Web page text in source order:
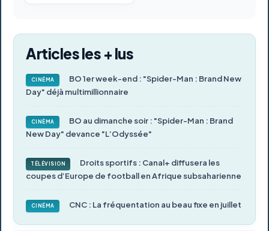
Articles les + lus
CINÉMA
BO 1er week-end : "Spider-Man : Brand New
Day" déjà multimillionnaire
CINÉMA
BO au dimanche soir : "Spider-Man : Brand
New Day" devance "L’Odyssée"
TÉLÉVISION
Droits sportifs : Canal+ diffusera les
coupes d’Europe de football en Afrique subsaharienne
CINÉMA CNC : La fréquentation au beau fixe en juillet